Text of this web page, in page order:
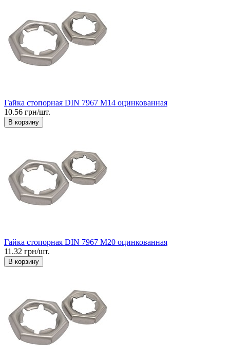
Гайка стопорная DIN 7967 М14 оцинкованная
10.56 грн/шт.
В корзину
Гайка стопорная DIN 7967 М20 оцинкованная
11.32 грн/шт.
В корзину